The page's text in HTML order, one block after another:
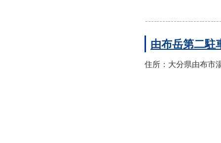
由布岳第二駐
住所：大分県由布市